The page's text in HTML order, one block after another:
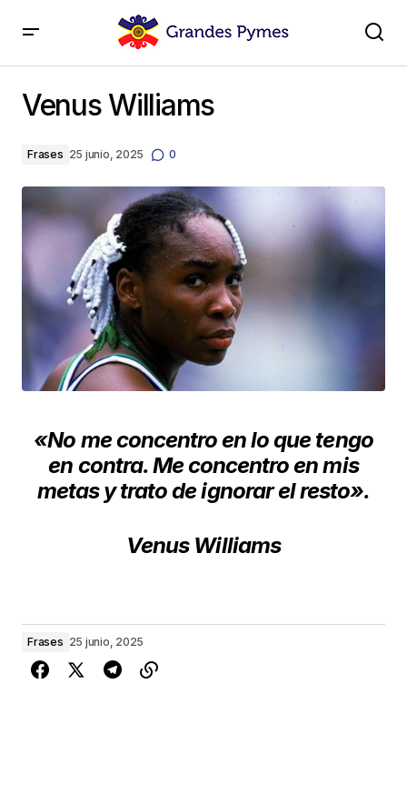
Venus Williams
Frases 25 junio, 2025 0
«No me concentro en lo que tengo
en contra. Me concentro en mis
metas y trato de ignorar el resto».
Venus Williams
Frases 25 junio, 2025